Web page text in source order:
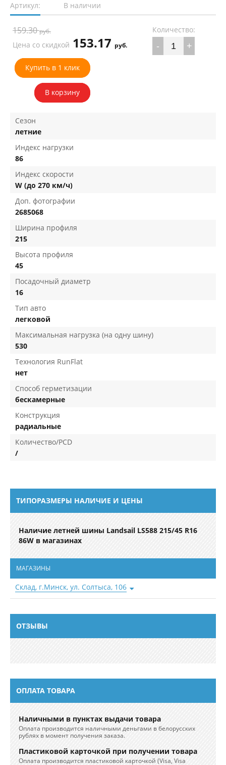
Артикул: В наличии
159.30руб.
Цена со скидкой 153.17 руб.
Количество:
- +
Купить в 1 клик
В корзину
Сезон
летние
Индекс нагрузки
86
Индекс скорости
W (до 270 км/ч)
Доп. фотографии
2685068
Ширина профиля
215
Высота профиля
45
Посадочный диаметр
16
Тип авто
легковой
Максимальная нагрузка (на одну шину)
530
Технология RunFlat
нет
Способ герметизации
бескамерные
Конструкция
радиальные
Количество/PCD
/
ТИПОРАЗМЕРЫ НАЛИЧИЕ И ЦЕНЫ
Наличие летней шины Landsail LS588 215/45 R16
86W в магазинах
МАГАЗИНЫ
Склад, г.Минск, ул. Солтыса, 106
в наличии 10 шт.
+375 (29) 111-22-29
ОТЗЫВЫ
ОПЛАТА ТОВАРА
Наличными в пунктах выдачи товара
Оплата производится наличными деньгами в белорусских
рублях в момент получения заказа.
Пластиковой карточкой при получении товара
Оплата производится пластиковой карточкой (Visa, Visa